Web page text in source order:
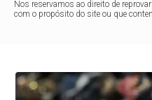
Nos reservamos ao direito de
com o propósito do site ou que